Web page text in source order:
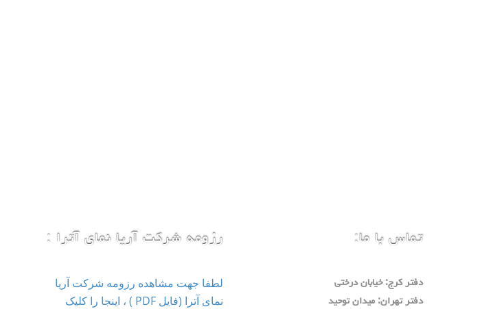
تماس با ما:
دفتر كرج: خيابان درختي
دفتر تهران: ميدان توحيد
رزومه شرکت آریا نمای آترا :
لطفا جهت مشاهده رزومه شرکت آریا
نمای آترا (فایل PDF ) ، اینجا را کلیک